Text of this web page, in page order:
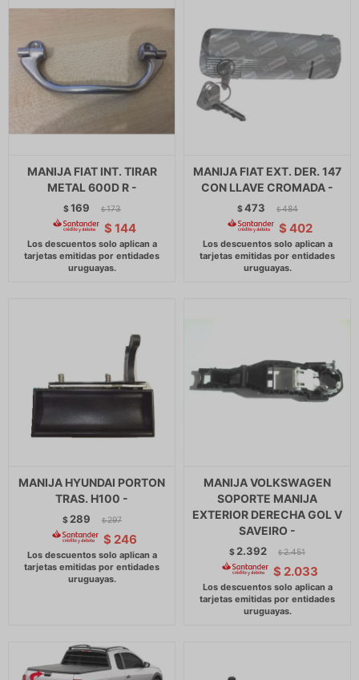
MANIJA FIAT INT. TIRAR
METAL 600D R -
$169 $ 173
$ 144
MANIJA FIAT EXT. DER. 147
CON LLAVE CROMADA -
$473 $ 484
$ 402
MANIJA HYUNDAI PORTON
TRAS. H100 -
$ 289 $ 297
$ 246
MANIJA VOLKSWAGEN
SOPORTE MANIJA
EXTERIOR DERECHA GOL V
SAVEIRO -
$ 2.392 $ 2.451
$ 2.033